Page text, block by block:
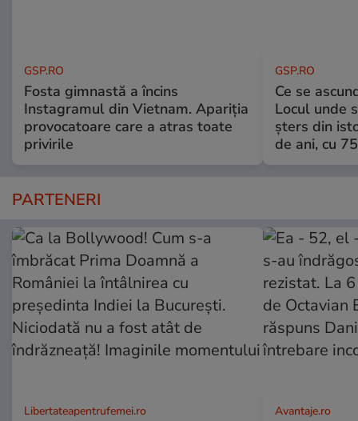
GSP.RO
Fosta gimnastă a încins
Instagramul din Vietnam. Apariția
provocatoare care a atras toate
privirile
GSP.RO
Ce se
Locul unde
șters din
de ani, cu
PARTENERI
Libertateapentrufemei.ro Avantaje.ro